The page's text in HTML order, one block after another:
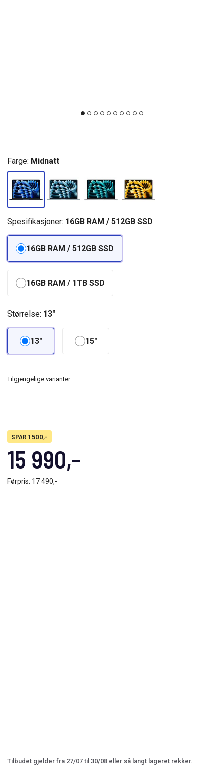
SPAR 1 500,-
15 990,-
Førpris: 17 490,-
Farge: Midnatt
Spesifikasjoner: 16GB RAM / 512GB SSD
16GB RAM / 512GB SSD
16GB RAM / 1TB SSD
Størrelse: 13"
13" 15"
Tilgjengelige varianter
Tilbudet gjelder fra 27/07 til 30/08 eller så langt lageret rekker.